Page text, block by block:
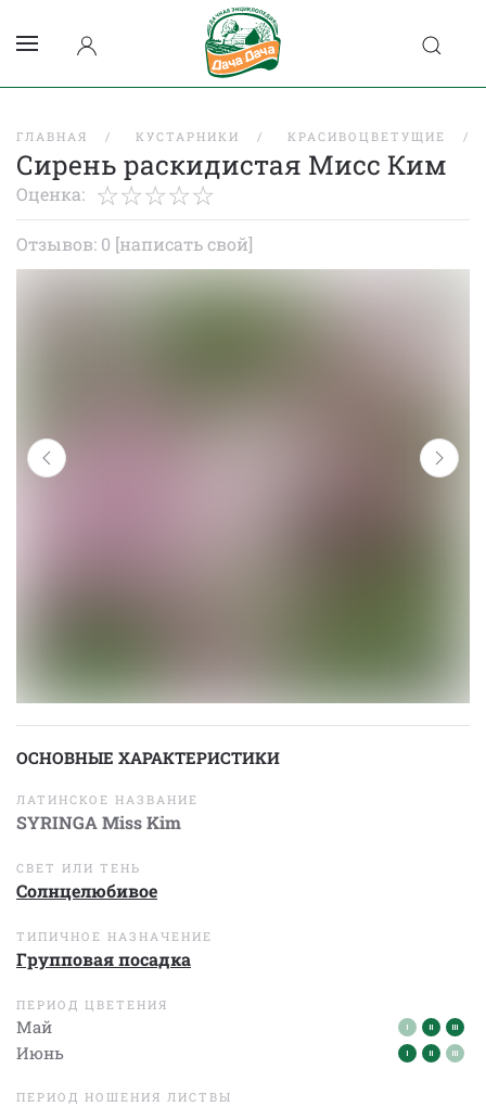
ГЛАВНАЯ КУСТАРНИКИ КРАСИВОЦВЕТУЩИЕ
Сирень раскидистая Мисс Ким
Оценка:
Отзывов: 0 [написать свой]
ОСНОВНЫЕ ХАРАКТЕРИСТИКИ
ЛАТИНСКОЕ НАЗВАНИЕ
SYRINGA Miss Kim
СВЕТ ИЛИ ТЕНЬ
Солнцелюбивое
ТИПИЧНОЕ НАЗНАЧЕНИЕ
Групповая посадка
ПЕРИОД ЦВЕТЕНИЯ
Май
Июнь
ПЕРИОД НОШЕНИЯ ЛИСТВЫ